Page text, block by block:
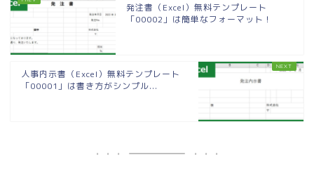
発注書（Excel）無料テンプレート
「00002」は簡単なフォーマット！
人事内示書（Excel）無料テンプレート
「00001」は書き方がシンプル...